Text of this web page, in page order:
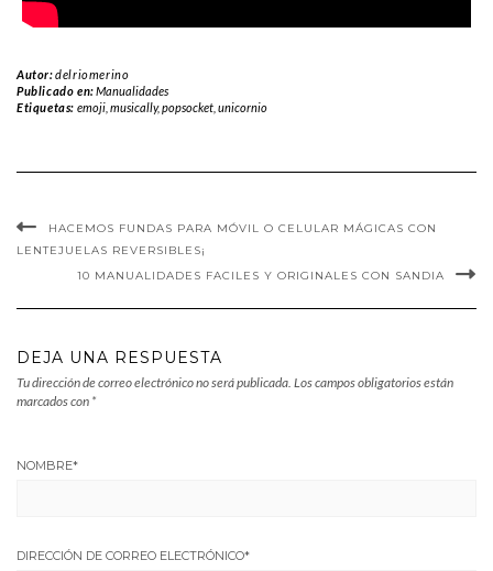
Autor:delriomerino
Publicado en:Manualidades
Etiquetas: emoji, musically,popsocket, unicornio
HACEMOS FUNDAS PARA MÓVIL O CELULAR MÁGICAS CON
LENTEJUELAS REVERSIBLES¡
10 MANUALIDADES FACILES Y ORIGINALES CON SANDIA
DEJA UNA RESPUESTA
Tu dirección de correo electrónico no será publicada. Los campos obligatorios están
marcados con *
NOMBRE*
DIRECCIÓN DE CORREO ELECTRÓNICO*